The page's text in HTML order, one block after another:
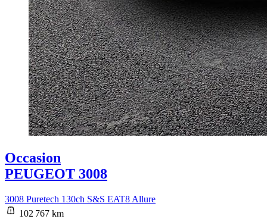
Occasion
PEUGEOT 3008
3008 Puretech 130ch S&S EAT8 Allure
102 767 km